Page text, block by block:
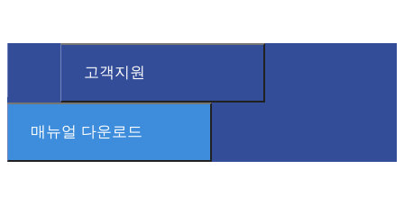
고객지원
회사소개
매뉴얼 다운로드